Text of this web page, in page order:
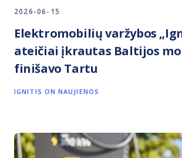
2026-06-15
Elektromobilių varžybos
ateičiai įkrautas Baltijos
finišavo Tartu
IGNITIS ON NAUJIENOS